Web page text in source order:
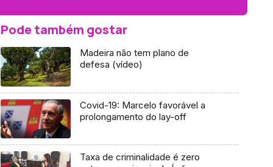
Pode também gostar
Madeira não tem plano de
defesa (vídeo)
Covid-19: Marcelo favorável a
prolongamento do lay-off
Taxa de criminalidade é zero